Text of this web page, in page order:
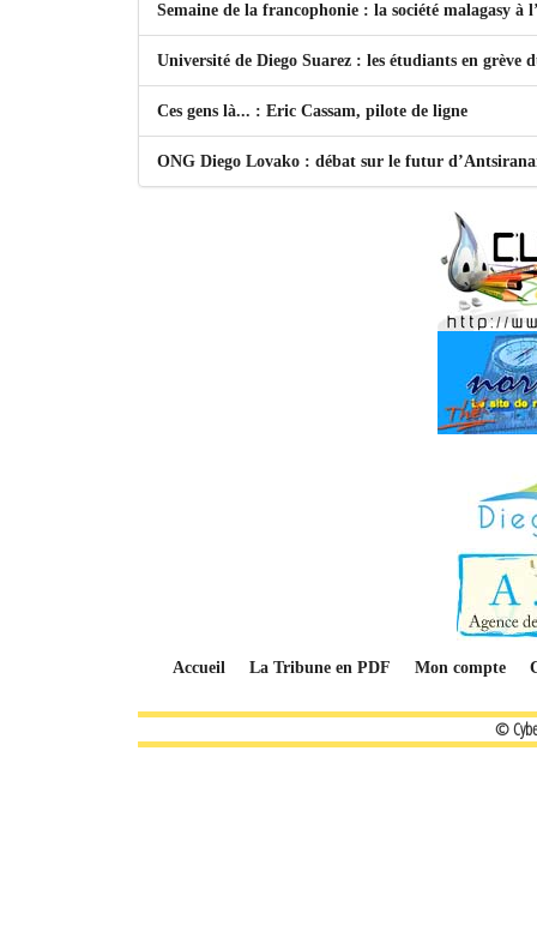
Semaine de la francophonie : la société malagasy à
Université de Diego Suarez : les étudiants en grève
Ces gens là... : Eric Cassam, pilote de ligne
ONG Diego Lovako : débat sur le futur
Accueil La Tribune en PDF Mon compte
©